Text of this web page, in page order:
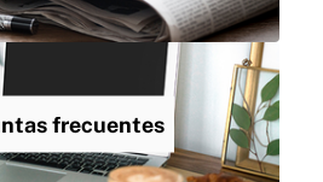
frecuentes